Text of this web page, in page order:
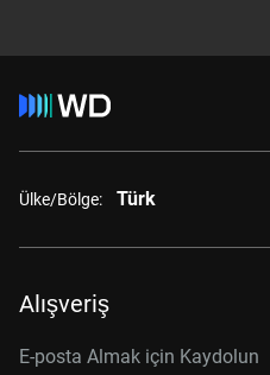
Ülke/Bölge: Türk
Alışveriş
E-posta Almak için Kaydolun